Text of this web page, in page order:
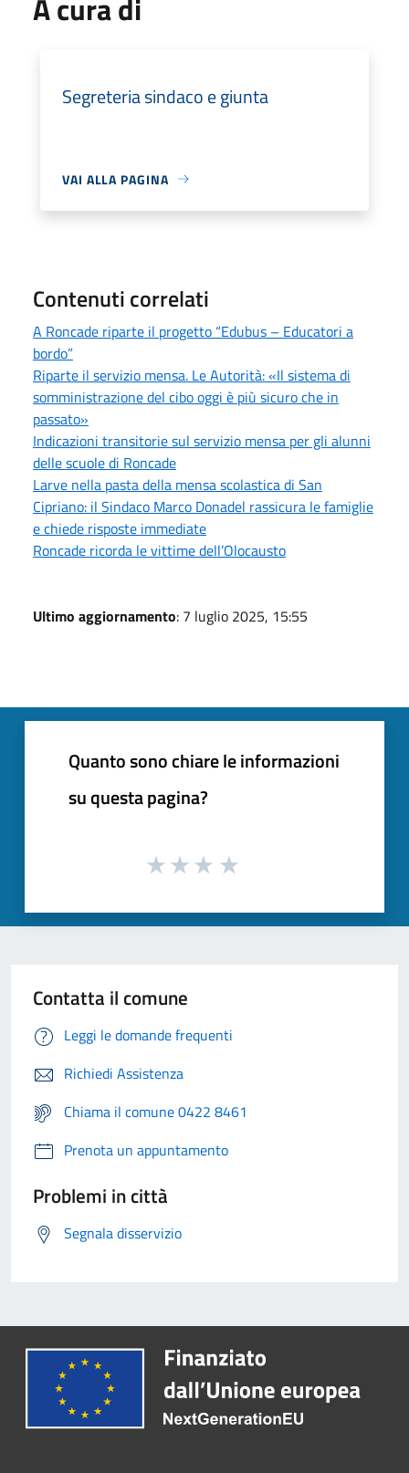
A cura di
Segreteria sindaco e giunta
VAI ALLA PAGINA
Contenuti correlati
A Roncade riparte il progetto “Edubus – Educatori a
bordo”
Riparte il servizio mensa. Le Autorità: «Il sistema di
somministrazione del cibo oggi è più sicuro che in
passato»
Indicazioni transitorie sul servizio mensa per gli alunni
delle scuole di Roncade
Larve nella pasta della mensa scolastica di San
Cipriano: il Sindaco Marco Donadel rassicura le famiglie
e chiede risposte immediate
Roncade ricorda le vittime dell’Olocausto
Ultimo aggiornamento: 7 luglio 2025, 15:55
Quanto sono chiare le informazioni
su questa pagina?
Contatta il comune
Leggi le domande frequenti
Richiedi Assistenza
Chiama il comune 0422 8461
Prenota un appuntamento
Problemi in città
Segnala disservizio